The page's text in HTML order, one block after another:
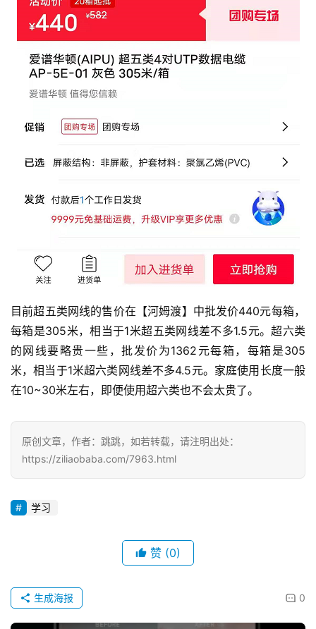
目前超五类网线的售价在【河姆渡】中批发价440元每箱，
每箱是305米，相当于1米超五类网线差不多1.5元。超六类
的网线要略贵一些，批发价为1362元每箱，每箱是305
米，相当于1米超六类网线差不多4.5元。家庭使用长度一般
在10~30米左右，即便使用超六类也不会太贵了。
原创文章，作者：跳跳，如若转载，请注明出处：
https://ziliaobaba.com/7963.html
学习
赞 (0)
0
生成海报